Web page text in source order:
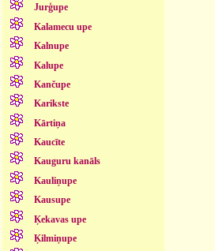
Jurģupe
Kalamecu upe
Kalnupe
Kalupe
Kančupe
Karikste
Kārtiņa
Kaucīte
Kauguru kanāls
Kauliņupe
Kausupe
Ķekavas upe
Ķilmiņupe